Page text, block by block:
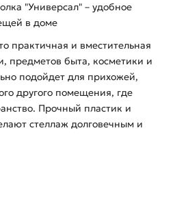
"Универсал" – удобное
в доме
практичная и вместительная
предметов быта, косметики и
подойдет для прихожей,
другого помещения, где
Прочный пластик и
стеллаж долговечным и